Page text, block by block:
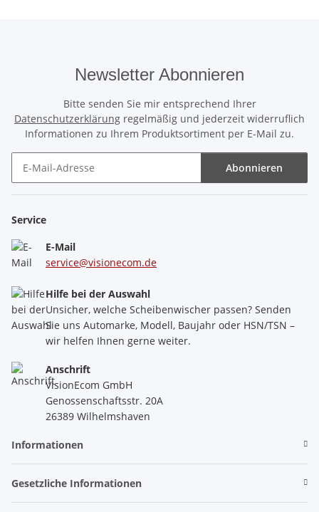
Newsletter Abonnieren
Bitte senden Sie mir entsprechend Ihrer
Datenschutzerklärung regelmäßig und jederzeit widerruflich
Informationen zu Ihrem Produktsortiment per E-Mail zu.
Abonnieren
Service
E-Mail
service@visionecom.de
Hilfe bei der Auswahl
Unsicher, welche Scheibenwischer passen? Senden
Sie uns Automarke, Modell, Baujahr oder HSN/TSN –
wir helfen Ihnen gerne weiter.
Anschrift
VisionEcom GmbH
Genossenschaftsstr. 20A
26389 Wilhelmshaven
Informationen
Gesetzliche Informationen